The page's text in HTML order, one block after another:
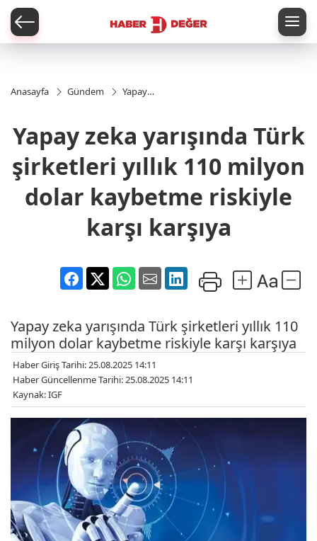
Anasayfa Gündem
Yapay
Türk
şirketleri
yıllık 110
milyon
dolar
kaybetme
riskiyle
karşıya
Yapay zeka yarışında Türk
şirketleri yıllık 110 milyon
dolar kaybetme riskiyle
karşı karşıya
Yapay zeka yarışında Türk şirketleri yıllık 110
milyon dolar kaybetme riskiyle karşı karşıya
Haber Giriş Tarihi: 25.08.2025 14:11
Haber Güncellenme Tarihi: 25.08.2025 14:11
Kaynak: IGF